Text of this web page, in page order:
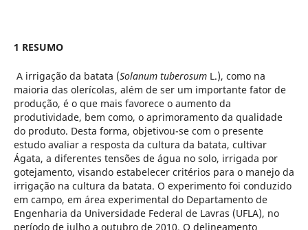
1 RESUMO
A irrigação da batata (Solanum tuberosumL.), como na
maioria das olerícolas, além de ser um importante fator de
produção, é o que mais favorece o aumento da
produtividade, bem como, o aprimoramento da qualidade
do produto. Desta forma, objetivou-se com o presente
estudo avaliar a resposta da cultura da batata, cultivar
Ágata, a diferentes tensões de água no solo, irrigada por
gotejamento, visando estabelecer critérios para o manejo da
irrigação na cultura da batata. O experimento foi conduzido
em campo, em área experimental do Departamento de
Engenharia da Universidade Federal de Lavras (UFLA), no
período de julho a outubro de 2010. O delineamento